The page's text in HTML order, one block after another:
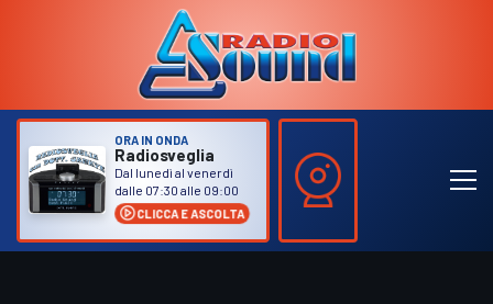
ORA IN ONDA
Radiosveglia
Dal lunedì al venerdì
dalle 07:30 alle 09:00
CLICCA E ASCOLTA